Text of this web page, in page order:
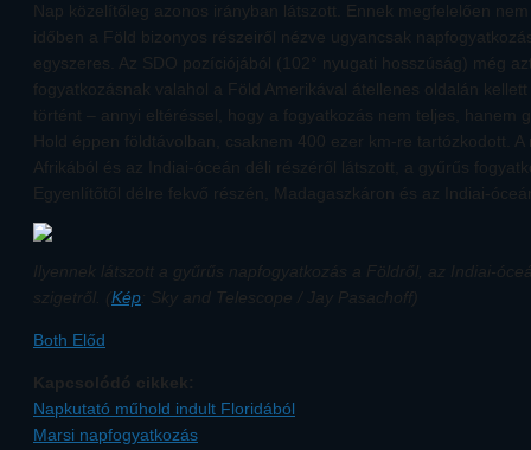
Nap közelítőleg azonos irányban látszott. Ennek megfelelően
időben a Föld bizonyos részeiről nézve ugyancsak
egyszeres. Az SDO pozíciójából (102° nyugati hosszúság) még
fogyatkozásnak valahol a Föld Amerikával átellenes oldalán
történt – annyi eltéréssel, hogy a fogyatkozás nem teljes, hanem
Hold éppen földtávolban, csaknem 400 ezer km-re tartózkodott.
Afrikából és az Indiai-óceán déli részéről látszott, a gyűrűs
Egyenlítőtől délre fekvő részén, Madagaszkáron és az Indiai-
Ilyennek látszott a gyűrűs napfogyatkozás a Földről, az Indiai-
szigetről. (Kép: Sky and Telescope / Jay Pasachoff)
Both Előd
Kapcsolódó cikkek:
Napkutató műhold indult Floridából
Marsi napfogyatkozás